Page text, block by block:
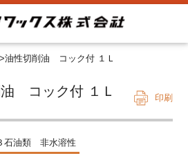
>油性切削油 コック付 １Ｌ
コック付 １Ｌ 印刷
石油類 非水溶性